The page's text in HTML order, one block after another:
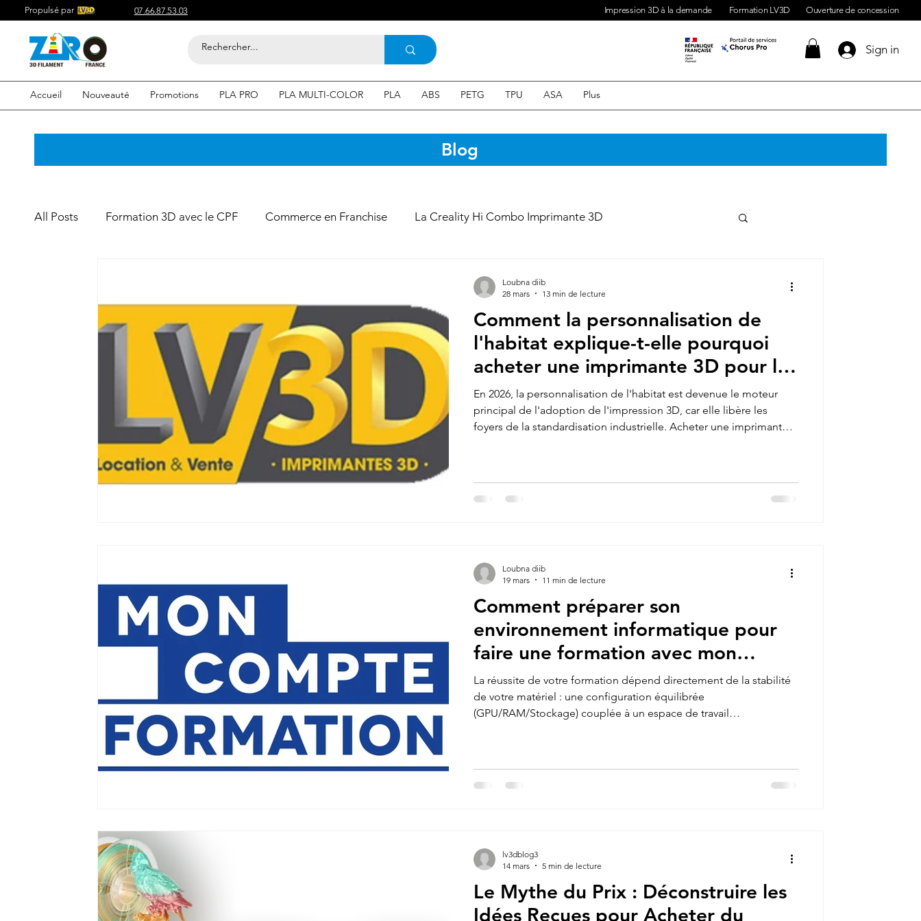
Propulsé par 07.66.87.53.03 Impression 3D à la demande Formation LV3D Ouverture de concession
Sign in
Accueil Nouveauté Promotions PLA PRO PLA MULTI-COLOR PLA ABS PETG TPU ASA Plus
Blog
All Posts Formation 3D avec le CPF Commerce en Franchise La Creality Hi Combo Imprimante 3D
Filaments 3D PLA Acheter du Filament 3D Impression 3d en ligne Acheter une machine 3D
etre visible sur google Comment etre visible sur google
imprimante3d Creality K2 plus combo Imprimante 3d prix Refaire une pièce
Comment la personnalisation de
l'habitat explique-t-elle pourquoi
acheter une imprimante 3D pour la
maison ?
En 2026, la personnalisation de l'habitat est devenue le moteur
principal de l'adoption de l'impression 3D, car elle libère les
foyers de la standardisation industrielle. Acheter une imprimante
Loubna diib
28 mars
13 min de lecture
Comment préparer son
environnement informatique pour
faire une formation avec mon
compte CPF au logiciel de
modélisation BLENDER ?
La réussite de votre formation dépend directement de la stabilité
de votre matériel : une configuration équilibrée
(GPU/RAM/Stockage) couplée à un espace de travail
Loubna diib
19 mars
11 min de lecture
Le Mythe du Prix : Déconstruire les
Idées Reçues pour Acheter du
lv3dblog3
14 mars
5 min de lecture